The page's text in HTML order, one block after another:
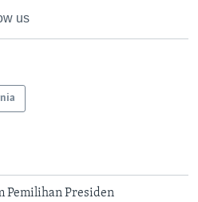
us
Pemilihan Presiden